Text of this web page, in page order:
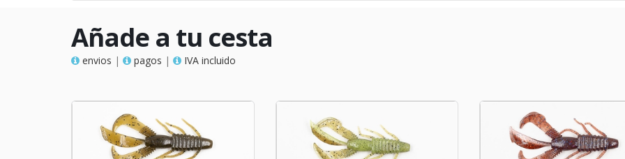
Añade a tu cesta
envios | pagos | IVA incluido